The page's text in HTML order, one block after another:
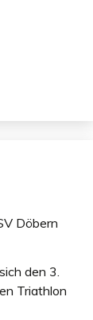
Döbern
den 3.
Triathlon